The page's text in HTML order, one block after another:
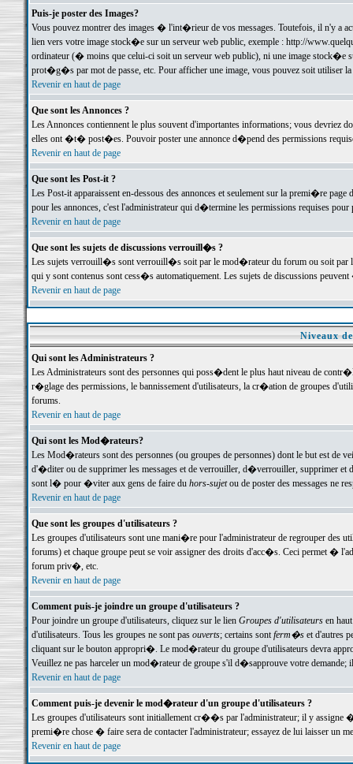
Puis-je poster des Images?
Vous pouvez montrer des images � l'int�rieur de vos messages. Toutefois, il n'y a
lien vers votre image stock�e sur un serveur web public, exemple : http://
ordinateur (� moins que celui-ci soit un serveur web public), ni une image stock�e
prot�g�s par mot de passe, etc. Pour afficher une image, vous pouvez soit
Revenir en haut de page
Que sont les Annonces ?
Les Annonces contiennent le plus souvent d'importantes informations; vous devriez
elles ont �t� post�es. Pouvoir poster une annonce d�pend des permissions
Revenir en haut de page
Que sont les Post-it ?
Les Post-it apparaissent en-dessous des annonces et seulement sur la premi�re
pour les annonces, c'est l'administrateur qui d�termine les permissions requises pour
Revenir en haut de page
Que sont les sujets de discussions verrouill�s ?
Les sujets verrouill�s sont verrouill�s soit par le mod�rateur du forum ou soit par
qui y sont contenus sont cess�s automatiquement. Les sujets de discussions
Revenir en haut de page
Niveaux
Qui sont les Administrateurs ?
Les Administrateurs sont des personnes qui poss�dent le plus haut niveau de
r�glage des permissions, le bannissement d'utilisateurs, la cr�ation de groupes
forums.
Revenir en haut de page
Qui sont les Mod�rateurs?
Les Mod�rateurs sont des personnes (ou groupes de personnes) dont le but est de
d'�diter ou de supprimer les messages et de verrouiller, d�verrouiller, supprimer
sont l� pour �viter aux gens de faire du hors-sujetou de poster des messages ne
Revenir en haut de page
Que sont les groupes d'utilisateurs ?
Les groupes d'utilisateurs sont une mani�re pour l'administrateur de regrouper des
forums) et chaque groupe peut se voir assigner des droits d'acc�s. Ceci permet
forum priv�, etc.
Revenir en haut de page
Comment puis-je joindre un groupe d'utilisateurs ?
Pour joindre un groupe d'utilisateurs, cliquez sur le lien Groupes d'utilisateursen haut
d'utilisateurs. Tous les groupes ne sont pas ouverts; certains sontferm�set d'autres
cliquant sur le bouton appropri�. Le mod�rateur du groupe d'utilisateurs devra
Veuillez ne pas harceler un mod�rateur de groupe s'il d�sapprouve votre demande;
Revenir en haut de page
Comment puis-je devenir le mod�rateur d'un groupe d'utilisateurs ?
Les groupes d'utilisateurs sont initiallement cr��s par l'administrateur; il y
premi�re chose � faire sera de contacter l'administrateur; essayez de lui laisser un
Revenir en haut de page